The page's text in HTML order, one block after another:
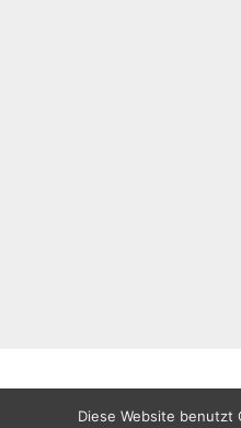
All
Diese Website benutzt